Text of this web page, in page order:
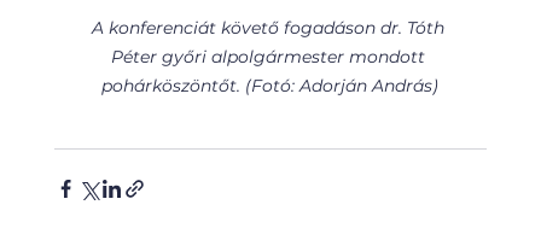
A konferenciát követő fogadáson dr. Tóth
Péter győri alpolgármester mondott
pohárköszöntőt. (Fotó: Adorján András)